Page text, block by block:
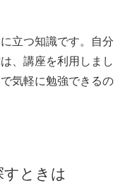
立つ知識です。自分
、講座を利用しまし
気軽に勉強できるの
すときは